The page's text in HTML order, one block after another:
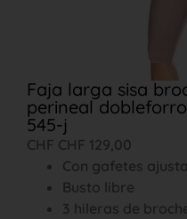
Faja larga sisa
perineal
545-j
CHF CHF 129,00
Con gafetes
Busto libre
3 hileras de